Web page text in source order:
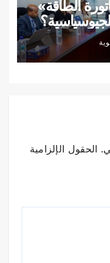
الطاقة»
الحقول الإلزامية